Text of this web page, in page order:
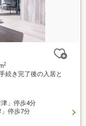
2
続き完了後の入居と
」停歩4分
停歩7分